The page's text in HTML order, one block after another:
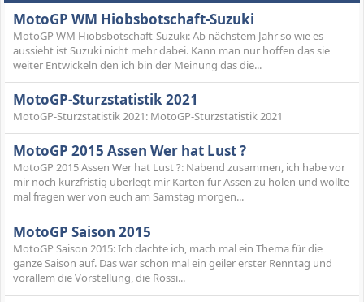
MotoGP WM Hiobsbotschaft-Suzuki
MotoGP WM Hiobsbotschaft-Suzuki: Ab nächstem Jahr so wie es
aussieht ist Suzuki nicht mehr dabei. Kann man nur hoffen das sie
weiter Entwickeln den ich bin der Meinung das die...
MotoGP-Sturzstatistik 2021
MotoGP-Sturzstatistik 2021: MotoGP-Sturzstatistik 2021
MotoGP 2015 Assen Wer hat Lust ?
MotoGP 2015 Assen Wer hat Lust ?: Nabend zusammen, ich habe vor
mir noch kurzfristig überlegt mir Karten für Assen zu holen und wollte
mal fragen wer von euch am Samstag morgen...
MotoGP Saison 2015
MotoGP Saison 2015: Ich dachte ich, mach mal ein Thema für die
ganze Saison auf. Das war schon mal ein geiler erster Renntag und
vorallem die Vorstellung, die Rossi...